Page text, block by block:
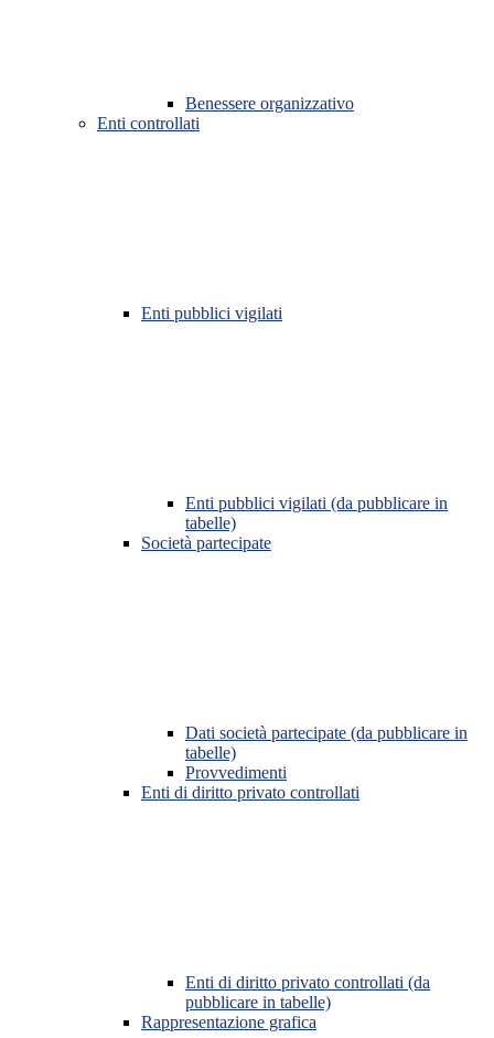
Benessere organizzativo
Enti controllati
Enti pubblici vigilati
Enti pubblici vigilati (da pubblicare in
tabelle)
Società partecipate
Dati società partecipate (da pubblicare in
tabelle)
Provvedimenti
Enti di diritto privato controllati
Enti di diritto privato controllati (da
pubblicare in tabelle)
Rappresentazione grafica